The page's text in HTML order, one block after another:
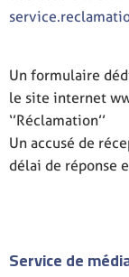
Un formulaire
le site internet
‘’Réclamation’’
Un accusé de
délai de réponse
Service de